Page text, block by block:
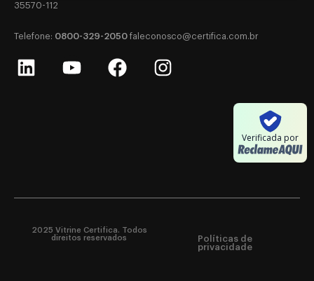
35570-112
‎Telefone: 0800-329-2050 faleconosco@certifica.com.br
Verificada por
2025 Vitrine Certifica. Todos
direitos reservados
Políticas de
privacidade